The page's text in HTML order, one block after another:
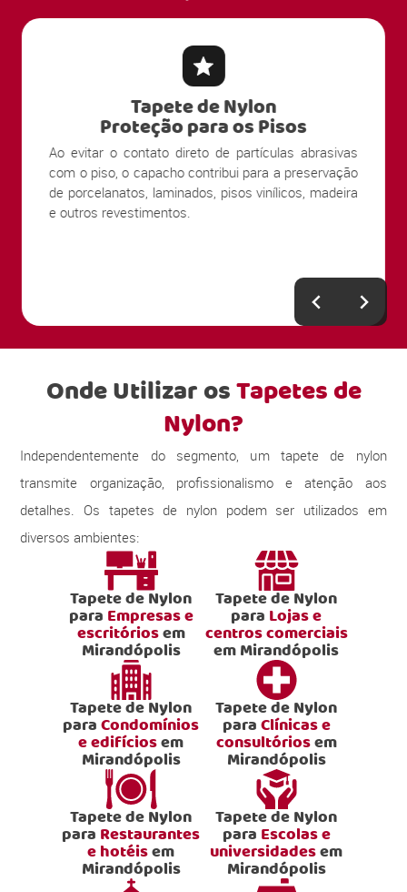
Tapete de Nylon
Proteção para os Pisos
Ao evitar o contato direto de partículas abrasivas
com o piso, o capacho contribui para a preservação
de porcelanatos, laminados, pisos vinílicos, madeira
e outros revestimentos.
Onde Utilizar osTapetes de
Nylon?
Independentemente do segmento, um tapete de nylon
transmite organização, profissionalismo e atenção aos
detalhes. Os tapetes de nylon podem ser utilizados em
diversos ambientes:
Tapete de Nylon
para Empresas e
escritóriosem
Mirandópolis
Tapete de Nylon
para Lojas e
centros comerciais
em Mirandópolis
Tapete de Nylon
paraCondomínios
e edifíciosem
Mirandópolis
Tapete de Nylon
paraClínicas e
consultóriosem
Mirandópolis
Tapete de Nylon
para Restaurantes
e hotéisem
Mirandópolis
Tapete de Nylon
para Escolas e
universidadesem
Mirandópolis